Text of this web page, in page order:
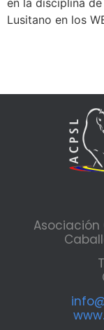
Lusitano en los